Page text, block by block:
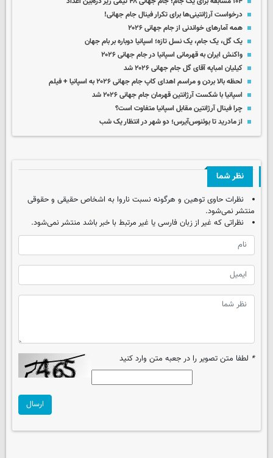
درخواست آرژانتینی‌ها برای تکرار فینال جام جهانی!
همه آمارهای خواندنی از جام جهانی ۲۰۲۶
یک گل، یک جام، یک نسل تازه؛ اسپانیا دوباره بر بام جهان
واکنش ایران به قهرمانی اسپانیا در جام جهانی ۲۰۲۶
کیلیان امباپه آقای گل جام جهانی ۲۰۲۶ شد
لحظه بالا بردن و مراسم اهدای کاپ جام جهانی ۲۰۲۶ به اسپانیا + فیلم
اسپانیا با شکست آرژانتین قهرمان جام جهانی ۲۰۲۶ شد
چرا فینال آرژانتین مقابل اسپانیا متفاوت است؟
از مادرید تا بوئنوس‌آیرس؛ دو شهر در انتظار یک شب
نظر شما
نظرات حاوی توهین و هرگونه نسبت ناروا به اشخاص حقیقی و حقوقی
منتشر نمی‌شود.
نظراتی که غیر از زبان فارسی یا غیر مرتبط با خبر باشد منتشر نمی‌شود.
* لطفا متن تصویر را در جعبه متن وارد کنید
ارسال